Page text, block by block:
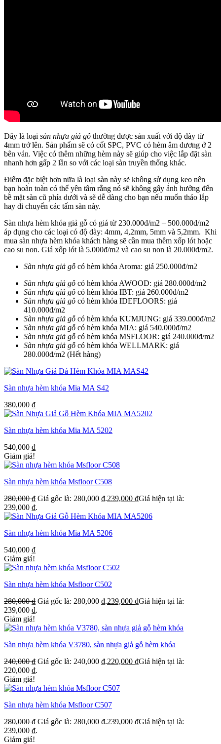
Đây là loại sàn nhựa giả gỗ thường được sản xuất với độ dày từ
4mm trở lên. Sản phẩm sẽ có cốt SPC, PVC có hèm âm dương ở 2
bên ván. Việc có thêm những hèm này sẽ giúp cho việc lắp đặt sàn
nhanh hơn gấp 2 lần so với các loại sàn truyền thống khác.
Điểm đặc biệt hơn nữa là loại sàn này sẽ không sử dụng keo nên
bạn hoàn toàn có thể yên tâm rằng nó sẽ không gây ảnh hưởng đến
bề mặt sàn cũ phía dưới và sẽ dễ dàng cho bạn nếu muốn tháo lắp
hay di chuyển các tấm sàn này.
Sàn nhựa hèm khóa giả gỗ có giá từ 230.000đ/m2 – 500.000đ/m2
áp dụng cho các loại có độ dày: 4mm, 4,2mm, 5mm và 5,2mm. Khi
mua sàn nhựa hèm khóa khách hàng sẽ cần mua thêm xốp lót hoặc
cao su non. Giá xốp lót là 5.000đ/m2 và cao su non là 20.000đ/m2.
Sàn nhựa giả gỗ có hèm khóa Aroma: giá 250.000đ/m2
Sàn nhựa giả gỗ có hèm khóa AWOOD: giá 280.000đ/m2
Sàn nhựa giả gỗ có hèm khóa IBT: giá 260.000đ/m2
Sàn nhựa giả gỗ có hèm khóa IDEFLOORS: giá
410.000đ/m2
Sàn nhựa giả gỗ có hèm khóa KUMJUNG: giá 339.000đ/m2
Sàn nhựa giả gỗ có hèm khóa MIA: giá 540.000đ/m2
Sàn nhựa giả gỗ có hèm khóa MSFLOOR: giá 240.000đ/m2
Sàn nhựa giả gỗ có hèm khóa WELLMARK: giá
280.000đ/m2 (Hết hàng)
Sàn nhựa hèm khóa Mia MA S42
380,000 ₫
Sàn nhựa hèm khóa Mia MA 5202
540,000 ₫
Giảm giá!
Sàn nhựa hèm khóa Msfloor C508
280,000₫ Giá gốc là: 280,000 ₫.239,000 ₫Giá hiện tại là:
239,000 ₫.
Sàn nhựa hèm khóa Mia MA 5206
540,000 ₫
Giảm giá!
Sàn nhựa hèm khóa Msfloor C502
280,000₫ Giá gốc là: 280,000 ₫.239,000 ₫Giá hiện tại là:
239,000 ₫.
Giảm giá!
Sàn nhựa hèm khóa V3780, sàn nhựa giả gỗ hèm khóa
240,000₫ Giá gốc là: 240,000 ₫.220,000 ₫Giá hiện tại là:
220,000 ₫.
Giảm giá!
Sàn nhựa hèm khóa Msfloor C507
280,000₫ Giá gốc là: 280,000 ₫.239,000 ₫Giá hiện tại là:
239,000 ₫.
Giảm giá!